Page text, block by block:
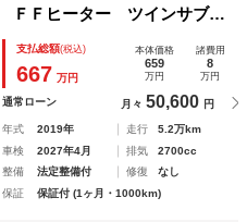
Ｆヒーター ツインサブバ
インバーター 電子レンジ
支払総額(税込)
667 万円
本体価格
659
万円
諸費用
8
万円
通常ローン 月々 50,600 円
年式 2019年 走行
5.2万km
車検
2027年4月 排気
2700cc
整備
法定整備付 修復
なし
保証
保証付 (1ヶ月・1000km)